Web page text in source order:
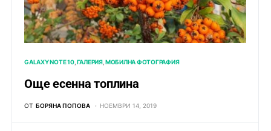
GALAXY NOTE 10 ГАЛЕРИЯ МОБИЛНА ФОТОГРАФИЯ
Още есенна топлина
ОТ БОРЯНА ПОПОВА НОЕМВРИ 14, 2019